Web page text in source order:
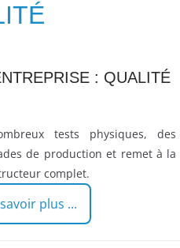
: QUALITÉ
tests physiques, des
de production et remet à la
complet.
plus ...